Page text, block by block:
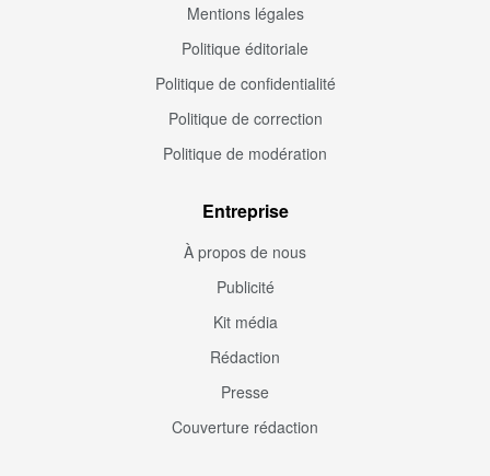
Mentions légales
Politique éditoriale
Politique de confidentialité
Politique de correction
Politique de modération
Entreprise
À propos de nous
Publicité
Kit média
Rédaction
Presse
Couverture rédaction